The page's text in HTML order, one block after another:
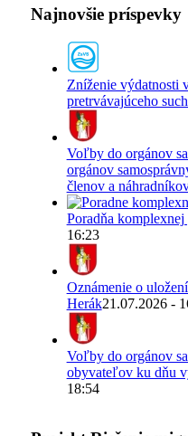
Najnovšie príspevky
Zníženie výdatnosti
pretrvávajúceho
Voľby do orgánov
orgánov
členov a
Poradňa
16:23
Oznámenie o
Herák21.07.2026 -
Voľby do orgánov
obyvateľov ku dňu
18:54